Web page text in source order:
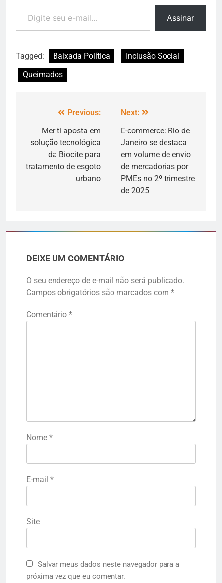
Assinar
Tagged: Baixada Política
Inclusão Social
Queimados
Previous:
Meriti aposta em
solução tecnológica
da Biocite para
tratamento de esgoto
urbano
Next:
E-commerce: Rio de
Janeiro se destaca
em volume de envio
de mercadorias por
PMEs no 2º trimestre
de 2025
DEIXE UM COMENTÁRIO
O seu endereço de e-mail não será publicado.
Campos obrigatórios são marcados com *
Comentário *
Nome *
E-mail *
Site
Salvar meus dados neste navegador para a
próxima vez que eu comentar.